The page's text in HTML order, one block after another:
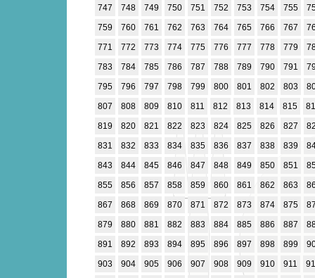
747
748 749 750 751 752 753 754 755
759
760 761 762 763 764 765 766 767
771
772 773 774 775 776 777 778 779
783
784 785 786 787 788 789 790 791
795
796 797 798 799 800 801 802 803
807
808 809 810 811 812 813 814 815
819
820 821 822 823 824 825 826 827
831
832 833 834 835 836 837 838 839
843
844 845 846 847 848 849 850 851
855
856 857 858 859 860 861 862 863
867
868 869 870 871 872 873 874 875
879
880 881 882 883 884 885 886 887
891
892 893 894 895 896 897 898 899
903
904 905 906 907 908 909 910 911